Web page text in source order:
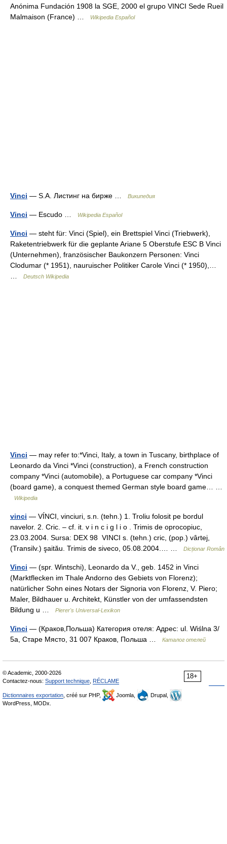
Anónima Fundación 1908 la SGE, 2000 el grupo VINCI Sede Rueil
Malmaison (France) …
Wikipedia Español
Vinci — S.A. Листинг на бирже … Википедия
Vinci — Escudo … Wikipedia Español
Vinci — steht für: Vinci (Spiel), ein Brettspiel Vinci (Triebwerk),
Raketentriebwerk für die geplante Ariane 5 Oberstufe ESC B Vinci
(Unternehmen), französischer Baukonzern Personen: Vinci
Clodumar (* 1951), nauruischer Politiker Carole Vinci (* 1950),…
Deutsch Wikipedia
Vinci — may refer to:*Vinci, Italy, a town in Tuscany, birthplace of
Leonardo da Vinci *Vinci (construction), a French construction
company *Vinci (automobile), a Portuguese car company *Vinci
(board game), a conquest themed German style board game… …
Wikipedia
vinci — VÍNCI, vinciuri, s.n. (tehn.) 1. Troliu folosit pe bordul
navelor. 2. Cric. – cf. it. v i n c i g l i o . Trimis de oprocopiuc,
23.03.2004. Sursa: DEX 98 VINCI s. (tehn.) cric, (pop.) vârtej,
(Transilv.) şaitău. Trimis de siveco, 05.08.2004.… …
Dicționar Român
Vinci — (spr. Wintschi), Leonardo da V., geb. 1452 in Vinci
(Marktflecken im Thale Andorno des Gebiets von Florenz);
natürlicher Sohn eines Notars der Signoria von Florenz, V. Piero;
Maler, Bildhauer u. Architekt, Künstler von der umfassendsten
Bildung u …
Pierer's Universal-Lexikon
Vinci — (Краков,Польша) Категория отеля: Адрес: ul. Wiślna 3/
5a, Старе Място, 31 007 Краков, Польша …
Каталог отелей
18+
© Academic, 2000-2026
Contactez-nous: Support technique RÉCLAME
Dictionnaires exportation , créé sur PHP, Joomla,
Drupal,
WordPress, MODx.